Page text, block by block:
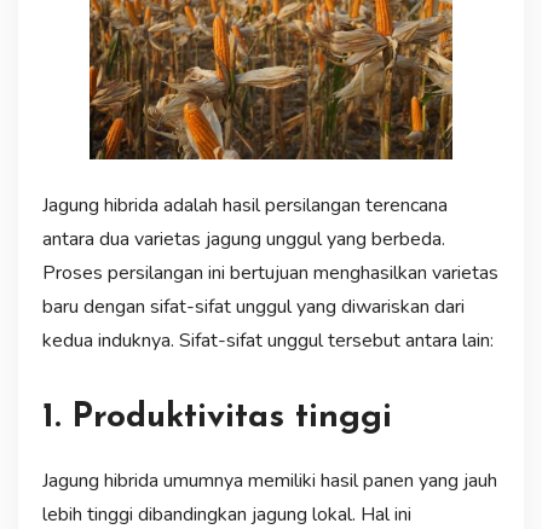
Jagung hibrida adalah hasil persilangan terencana
antara dua varietas jagung unggul yang berbeda.
Proses persilangan ini bertujuan menghasilkan varietas
baru dengan sifat-sifat unggul yang diwariskan dari
kedua induknya. Sifat-sifat unggul tersebut antara lain:
1. Produktivitas tinggi
Jagung hibrida umumnya memiliki hasil panen yang jauh
lebih tinggi dibandingkan jagung lokal. Hal ini